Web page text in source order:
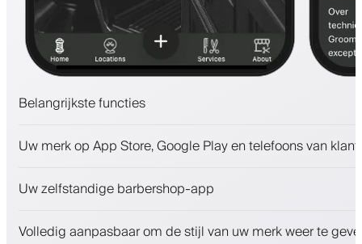
Belangrijkste functies
Betalingen, waarborgsom
Betrek klanten met een loyaliteitsprogramma
Uw merk op App Store, Google Play en telefoons van
Uw zelfstandige barbershop-app
Volledig aanpasbaar om de stijl van uw merk weer te